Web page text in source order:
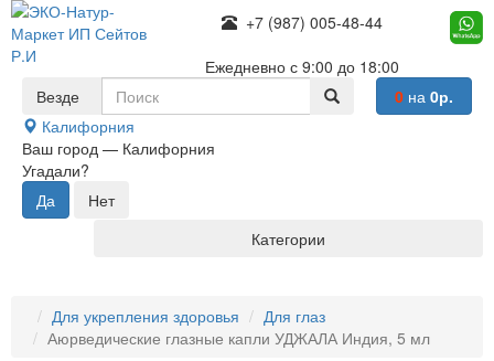
+7 (987) 005-48-44
Ежедневно с 9:00 до 18:00
Везде
Калифорния
Ваш город — Калифорния
Угадали?
0 на 0р.
Категории
Для укрепления здоровья
Для глаз
Аюрведические глазные капли УДЖАЛА Индия, 5 мл